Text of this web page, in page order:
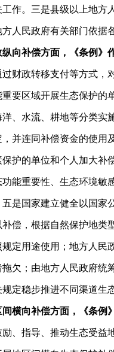
作。三是县级以上地方
人民政府有关部门依据
向补偿方面，《条例》
财政转移支付等方式，
要区域开展生态保护的
、水流、耕地等分类
并连同补偿资金的使
护的单位和个人加大
能重要性、生态环境敏
是国家建立健全以国家
偿，根据自然保护地类
定用途使用；地方人民
欠；由地方人民政府统
定稳步推进不同渠道生
横向补偿方面，《条例
、指导、推动生态受益